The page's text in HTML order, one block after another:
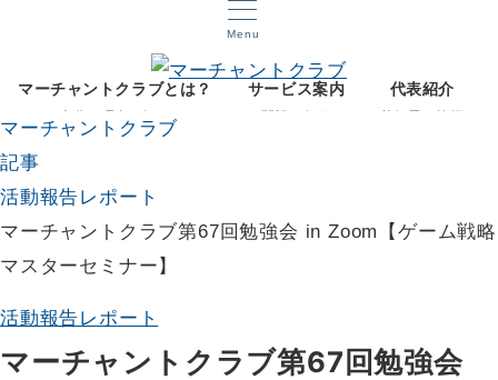
Menu
マーチャントクラブとは？
文化と理念を知る
サービス案内 代表紹介
マーチャントクラブ
記事
活動報告レポート
マーチャントクラブ第67回勉強会 in Zoom【ゲーム戦略
マスターセミナー】
活動報告レポート
マーチャントクラブ第67回勉強会